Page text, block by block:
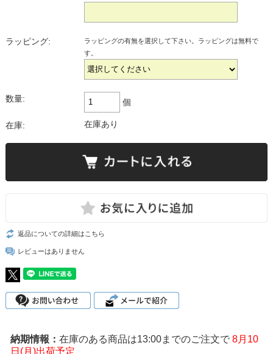
ラッピング:
ラッピングの有無を選択して下さい。ラッピングは無料で
す。
数量: 個
在庫: 在庫あり
返品についての詳細はこちら
レビューはありません
在庫のある商品は13:00までのご注文で 8月10
日(月)出荷予定